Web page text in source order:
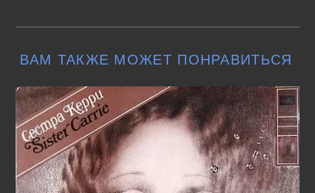
ВАМ ТАКЖЕ МОЖЕТ ПОНРАВИТЬСЯ